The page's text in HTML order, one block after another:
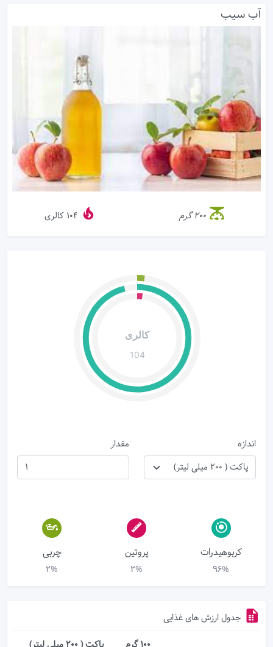
آب سیب
200 گرم 104 کالری
کالری
104
اندازه مقدار
کربوهیدرات
96%
پروتین
2%
چربی
2%
جدول ارزش های غذایی